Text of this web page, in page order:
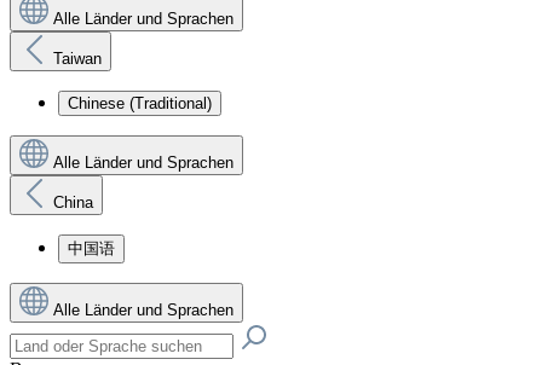
Alle Länder und Sprachen
Taiwan
Chinese (Traditional)
Alle Länder und Sprachen
China
中国语
Alle Länder und Sprachen